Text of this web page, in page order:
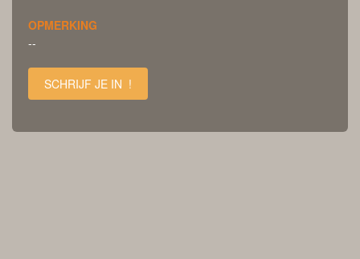
OPMERKING
--
SCHRIJF JE IN !